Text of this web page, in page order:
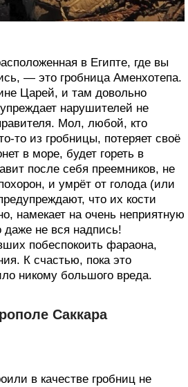
в Египте, где вы
— это гробница Аменхотепа.
Царей, и там довольно
нарушителей не
Мол, любой, кто
то из гробницы, потеряет своё
в море, будет гореть в
после себя преемников, не
и умрёт от голода (или
что их кости
намекает на очень неприятную
не вся надпись!
побеспокоить фараона,
К счастью, пока это
никому большого вреда.
Саккара
в качестве гробниц не